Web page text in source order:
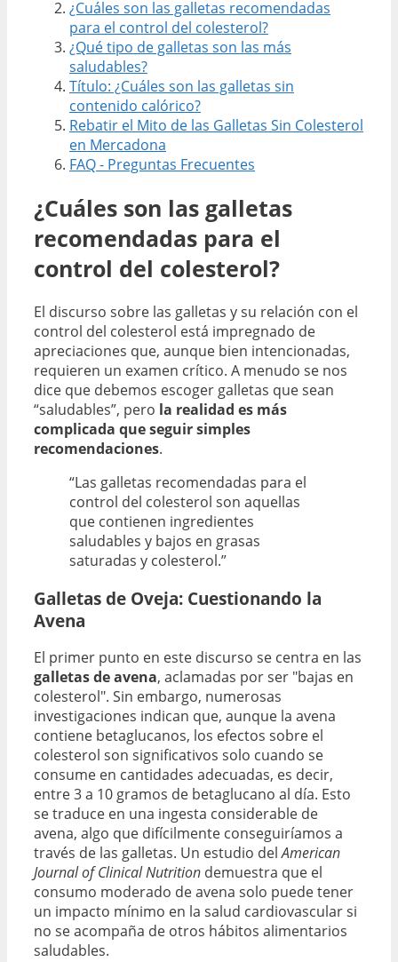
¿Cuáles son las galletas recomendadas
para el control del colesterol?
¿Qué tipo de galletas son las más
saludables?
Título: ¿Cuáles son las galletas sin
contenido calórico?
Rebatir el Mito de las Galletas Sin Colesterol
en Mercadona
FAQ - Preguntas Frecuentes
¿Cuáles son las galletas
recomendadas para el
control del colesterol?
El discurso sobre las galletas y su relación con el
control del colesterol está impregnado de
apreciaciones que, aunque bien intencionadas,
requieren un examen crítico. A menudo se nos
dice que debemos escoger galletas que sean
“saludables”, pero la realidad es más
complicada que seguir simples
recomendaciones.
“Las galletas recomendadas para el
control del colesterol son aquellas
que contienen ingredientes
saludables y bajos en grasas
saturadas y colesterol.”
Galletas de Oveja: Cuestionando la
Avena
El primer punto en este discurso se centra en las
galletas de avena, aclamadas por ser "bajas en
colesterol". Sin embargo, numerosas
investigaciones indican que, aunque la avena
contiene betaglucanos, los efectos sobre el
colesterol son significativos solo cuando se
consume en cantidades adecuadas, es decir,
entre 3 a 10 gramos de betaglucano al día. Esto
se traduce en una ingesta considerable de
avena, algo que difícilmente conseguiríamos a
través de las galletas. Un estudio delAmerican
Journal of Clinical Nutrition demuestra que el
consumo moderado de avena solo puede tener
un impacto mínimo en la salud cardiovascular si
no se acompaña de otros hábitos alimentarios
saludables.